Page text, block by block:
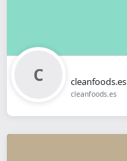
cleanfoods.es
cleanfoods.es